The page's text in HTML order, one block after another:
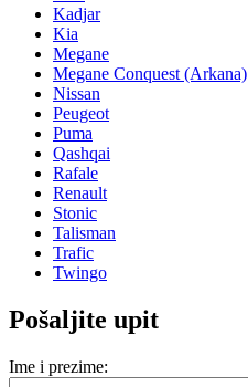
Kadjar
Kia
Megane
Megane Conquest (Arkana)
Nissan
Peugeot
Puma
Qashqai
Rafale
Renault
Stonic
Talisman
Trafic
Twingo
Pošaljite upit
Ime i prezime: